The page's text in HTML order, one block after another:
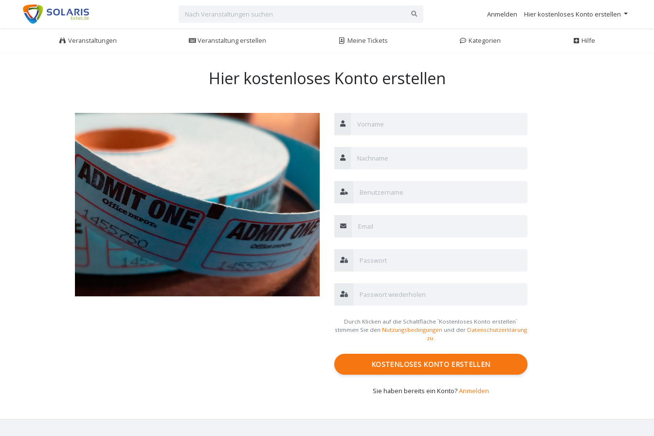
Anmelden Hier kostenloses Konto erstellen
Veranstaltungen Veranstaltung erstellen Meine Tickets Kategorien Hilfe
Hier kostenloses Konto erstellen
Durch Klicken auf die Schaltfläche `Kostenloses Konto erstellen`
stimmen Sie den Nutzungsbedingungen und der Datenschutzerklärung
zu.
KOSTENLOSES KONTO ERSTELLEN
Sie haben bereits ein Konto?Anmelden